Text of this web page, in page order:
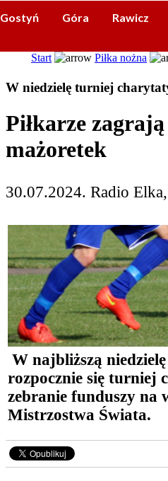
Gostyń Góra Rawicz
Start Piłka nożna
W niedzielę turniej
Piłkarze
mażoretek
30.07.2024. Radio
W najbliższą
rozpocznie się turniej
zebranie funduszy na
Mistrzostwa Świata.